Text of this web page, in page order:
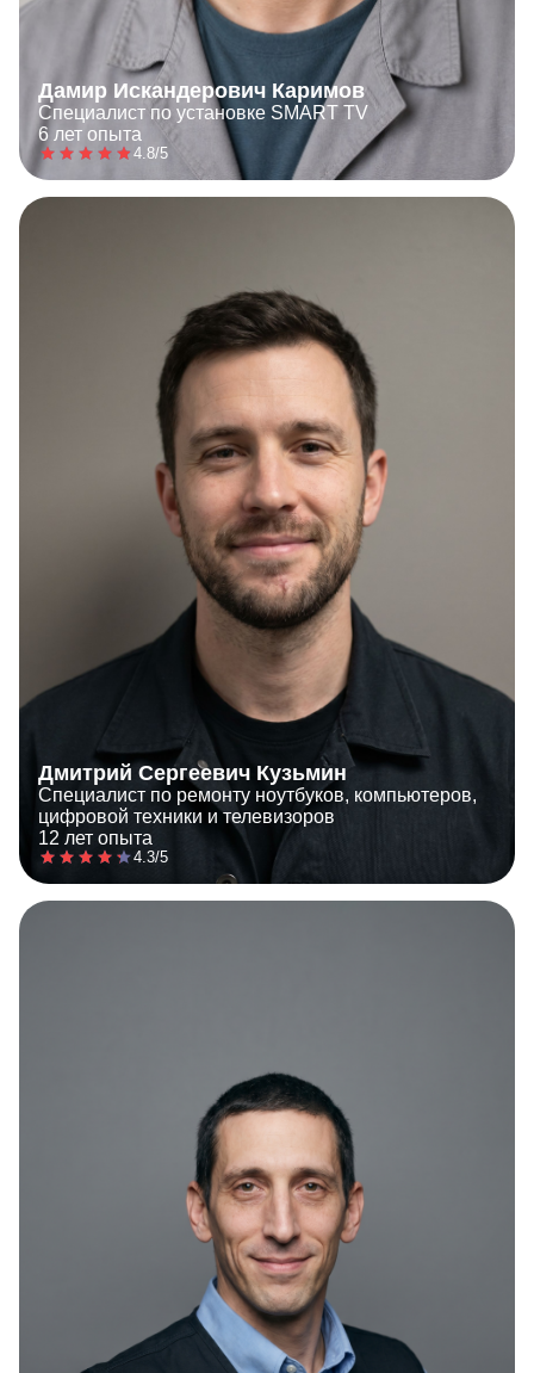
Дамир Искандерович Каримов
Специалист по установке SMART TV
6 лет опыта
4.8/5
Дмитрий Сергеевич Кузьмин
Специалист по ремонту ноутбуков, компьютеров,
цифровой техники и телевизоров
12 лет опыта
4.3/5